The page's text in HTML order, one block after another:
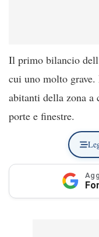
Il primo bilancio
cui uno molto
abitanti della zona a
porte e finestre.